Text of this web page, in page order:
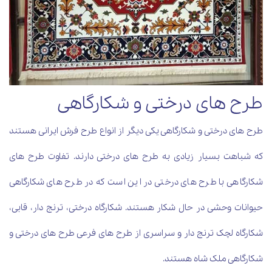
طرح های درختی و شکارگاهی
طرح های درختی و شکارگاهی یکی دیگر از انواع طرح فرش ایرانی هستند
که شباهت بسیار زیادی به طرح های درختی دارند. تفاوت طرح های
شکارگاهی با طرح های درختی در این است که در طرح های شکارگاهی
حیوانات وحشی در حال شکار هستند. شکارگاه درختی، ترنج دار، قابی،
شکارگاه لچک ترنج دار و سراسری از طرح های فرعی طرح های درختی و
شکارگاهی ملک شاه هستند.